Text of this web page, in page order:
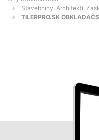
Stavebniny, Architekti,
TILERPRO.SK